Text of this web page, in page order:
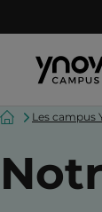
AccueilLes campus